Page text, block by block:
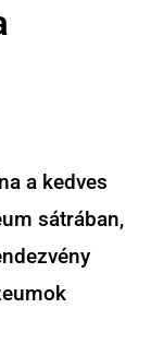
a kedves
sátrában,